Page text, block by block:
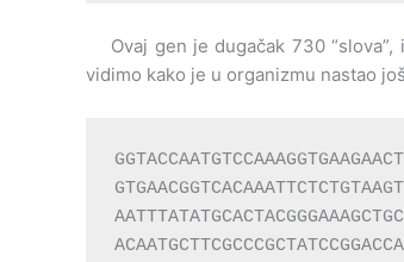
Ovaj gen je dugačak 730 “slova”,
vidimo kako je u organizmu nastao